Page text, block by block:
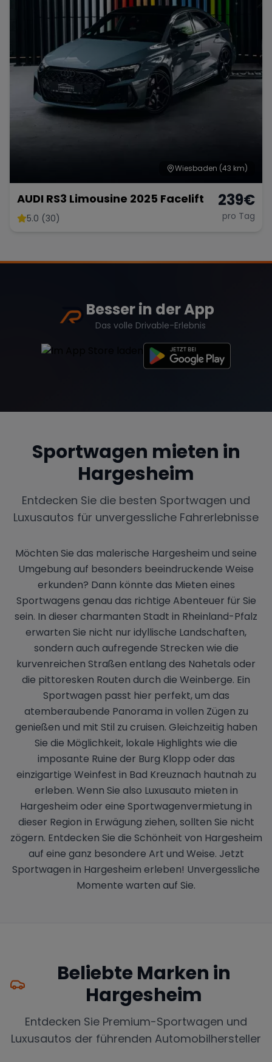
Wiesbaden (43 km)
AUDI RS3 Limousine 2025 Facelift
5.0 (30)
239€
pro Tag
Besser in der App
Das volle Drivable-Erlebnis
Sportwagen mieten in
Hargesheim
Entdecken Sie die besten Sportwagen und
Luxusautos für unvergessliche Fahrerlebnisse
Möchten Sie das malerische Hargesheim und seine
Umgebung auf besonders beeindruckende Weise
erkunden? Dann könnte das Mieten eines
Sportwagens genau das richtige Abenteuer für Sie
sein. In dieser charmanten Stadt in Rheinland-Pfalz
erwarten Sie nicht nur idyllische Landschaften,
sondern auch aufregende Strecken wie die
kurvenreichen Straßen entlang des Nahetals oder
die pittoresken Routen durch die Weinberge. Ein
Sportwagen passt hier perfekt, um das
atemberaubende Panorama in vollen Zügen zu
genießen und mit Stil zu cruisen. Gleichzeitig haben
Sie die Möglichkeit, lokale Highlights wie die
imposante Ruine der Burg Klopp oder das
einzigartige Weinfest in Bad Kreuznach hautnah zu
erleben. Wenn Sie also Luxusauto mieten in
Hargesheim oder eine Sportwagenvermietung in
dieser Region in Erwägung ziehen, sollten Sie nicht
zögern. Entdecken Sie die Schönheit von Hargesheim
auf eine ganz besondere Art und Weise. Jetzt
Sportwagen in Hargesheim erleben! Unvergessliche
Momente warten auf Sie.
Beliebte Marken in
Hargesheim
Entdecken Sie Premium-Sportwagen und
Luxusautos der führenden Automobilhersteller